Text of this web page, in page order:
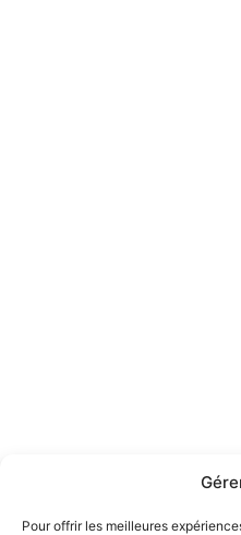
Pour offrir les meilleures